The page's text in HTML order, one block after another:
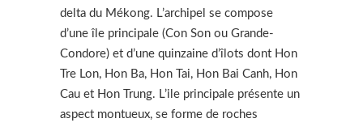
delta du Mékong. L’archipel se compose
d’une île principale (Con Son ou Grande-
Condore) et d’une quinzaine d’îlots dont Hon
Tre Lon, Hon Ba, Hon Tai, Hon Bai Canh, Hon
Cau et Hon Trung. L’ile principale présente un
aspect montueux, se forme de roches